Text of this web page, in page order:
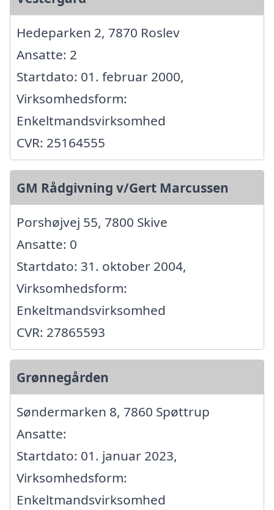
Hedeparken 2, 7870 Roslev
Ansatte: 2
Startdato: 01. februar 2000,
Virksomhedsform:
Enkeltmandsvirksomhed
CVR: 25164555
GM Rådgivning v/Gert Marcussen
Porshøjvej 55, 7800 Skive
Ansatte: 0
Startdato: 31. oktober 2004,
Virksomhedsform:
Enkeltmandsvirksomhed
CVR: 27865593
Grønnegården
Søndermarken 8, 7860 Spøttrup
Ansatte:
Startdato: 01. januar 2023,
Virksomhedsform:
Enkeltmandsvirksomhed